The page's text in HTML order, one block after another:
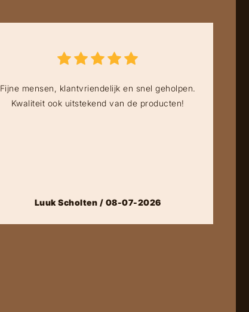
Fijne mensen, klantvriendelijk en snel geholpen.
Kwaliteit ook uitstekend van de producten!
Luuk Scholten / 08-07-2026